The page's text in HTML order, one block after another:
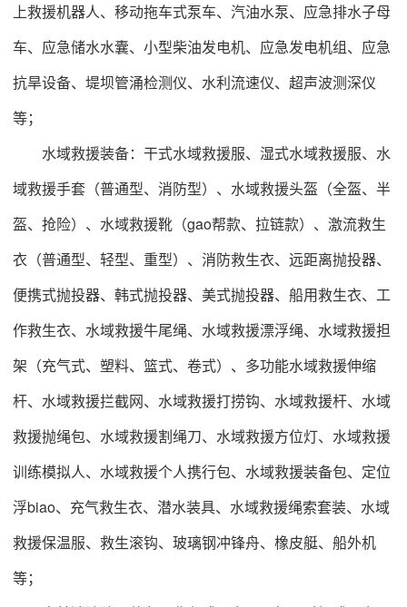
上救援机器人、移动拖车式泵车、汽油水泵、应急排水子母
车、应急储水水囊、小型柴油发电机、应急发电机组、应急
抗旱设备、堤坝管涌检测仪、水利流速仪、超声波测深仪
等；
水域救援装备：干式水域救援服、湿式水域救援服、水
域救援手套（普通型、消防型）、水域救援头盔（全盔、半
盔、抢险）、水域救援靴（gao帮款、拉链款）、激流救生
衣（普通型、轻型、重型）、消防救生衣、远距离抛投器、
便携式抛投器、韩式抛投器、美式抛投器、船用救生衣、工
作救生衣、水域救援牛尾绳、水域救援漂浮绳、水域救援担
架（充气式、塑料、篮式、卷式）、多功能水域救援伸缩
杆、水域救援拦截网、水域救援打捞钩、水域救援杆、水域
救援抛绳包、水域救援割绳刀、水域救援方位灯、水域救援
训练模拟人、水域救援个人携行包、水域救援装备包、定位
浮biao、充气救生衣、潜水装具、水域救援绳索套装、水域
救援保温服、救生滚钩、玻璃钢冲锋舟、橡皮艇、船外机
等；